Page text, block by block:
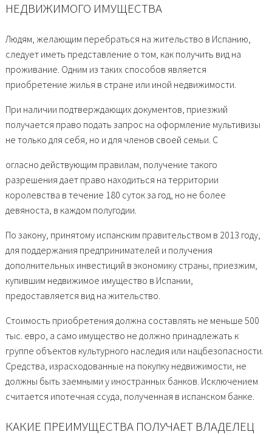
НЕДВИЖИМОГО ИМУЩЕСТВА
Людям, желающим перебраться на жительство в Испанию,
следует иметь представление о том, как получить вид на
проживание. Одним из таких способов является
приобретение жилья в стране или иной недвижимости.
При наличии подтверждающих документов, приезжий
получается право подать запрос на оформление мультивизы
не только для себя, но и для членов своей семьи. С
огласно действующим правилам, получение такого
разрешения дает право находиться на территории
королевства в течение 180 суток за год, но не более
девяноста, в каждом полугодии.
По закону, принятому испанским правительством в 2013 году,
для поддержания предпринимателей и получения
дополнительных инвестиций в экономику страны, приезжим,
купившим недвижимое имущество в Испании,
предоставляется вид на жительство.
Стоимость приобретения должна составлять не меньше 500
тыс. евро, а само имущество не должно принадлежать к
группе объектов культурного наследия или нацбезопасности.
Средства, израсходованные на покупку недвижимости, не
должны быть заемными у иностранных банков. Исключением
считается ипотечная ссуда, полученная в испанском банке.
КАКИЕ ПРЕИМУЩЕСТВА ПОЛУЧАЕТ ВЛАДЕЛЕЦ